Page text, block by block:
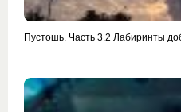
Пустошь. Часть 3.2 Лабиринты